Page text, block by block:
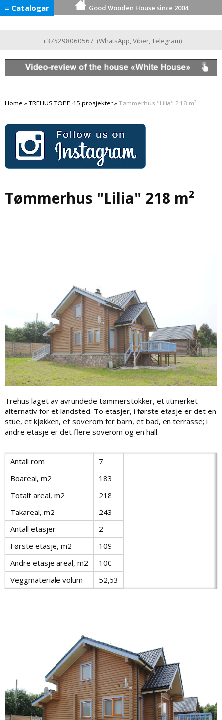
≡ Catalogar Good Wooden House since 2004
+375298060567 (WhatsApp,Viber,Telegram)
Home »TREHUS TOPP 45 prosjekter»Tømmerhus "Lilia" 218 m²
Tømmerhus "Lilia" 218 m²
Trehus laget av avrundede tømmerstokker, et utmerket
alternativ for et landsted. To etasjer, i første etasje er det en
stue, et kjøkken, et soverom for barn, et bad, en terrasse; i
andre etasje er det flere soverom og en hall.
Antall rom
7
Boareal, m2
183
Totalt areal, m2
218
Takareal, m2
243
Antall etasjer
2
Første etasje, m2
109
Andre etasje areal, m2
100
Veggmateriale volum
52,53